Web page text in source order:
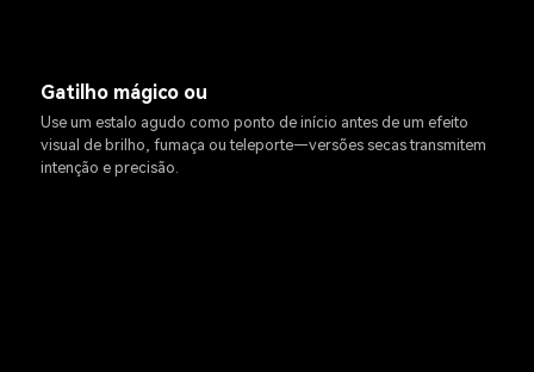
Gatilho mágico ou
Use um estalo agudo como ponto de início antes de um efeito
visual de brilho, fumaça ou teleporte—versões secas transmitem
intenção e precisão.